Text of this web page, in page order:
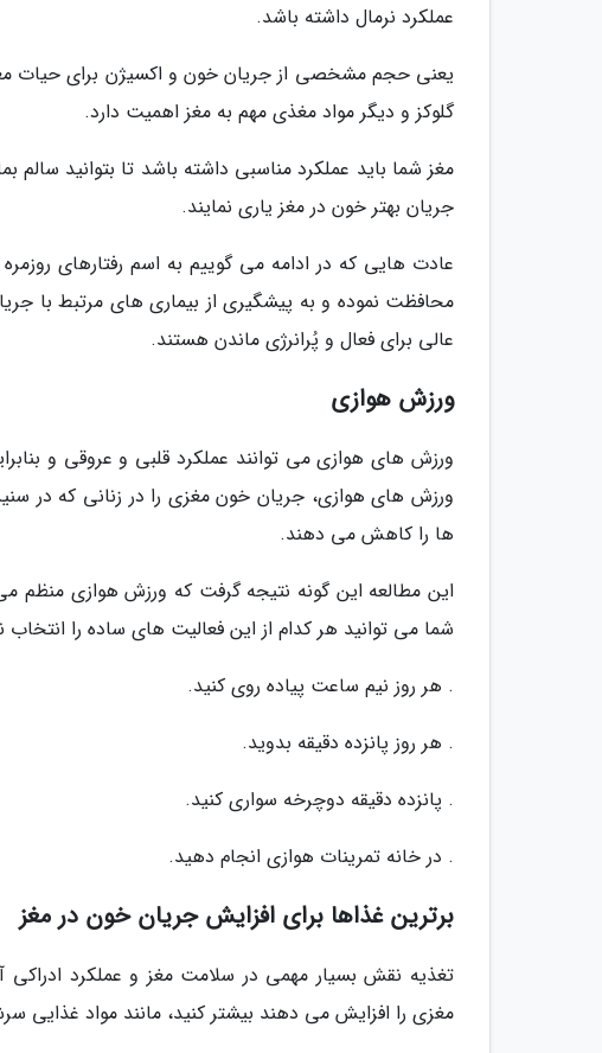
عملکرد نرمال داشته باشد.
یعنی حجم مشخصی از جریان خون و اکسیژن برای حیات
گلوکز و دیگر مواد مغذی مهم به مغز اهمیت دارد.
مغز شما باید عملکرد مناسبی داشته باشد تا بتوانید
جریان بهتر خون در مغز یاری نمایند.
عادت هایی که در ادامه می گوییم به اسم رفتارهای
محافظت نموده و به پیشگیری از بیماری های مرتبط با
عالی برای فعال و پُرانرژی ماندن هستند.
ورزش هوازی
ورزش های هوازی می توانند عملکرد قلبی و عروقی و
ورزش های هوازی، جریان خون مغزی را در زنانی که در
ها را کاهش می دهند.
این مطالعه این گونه نتیجه گرفت که ورزش هوازی
شما می توانید هر کدام از این فعالیت های ساده را انتخاب
. هر روز نیم ساعت پیاده روی کنید.
. هر روز پانزده دقیقه بدوید.
. پانزده دقیقه دوچرخه سواری کنید.
. در خانه تمرینات هوازی انجام دهید.
برترین غذاها برای افزایش جریان خون در مغز
تغذیه نقش بسیار مهمی در سلامت مغز و عملکرد
مغزی را افزایش می دهند بیشتر کنید، مانند مواد غذایی